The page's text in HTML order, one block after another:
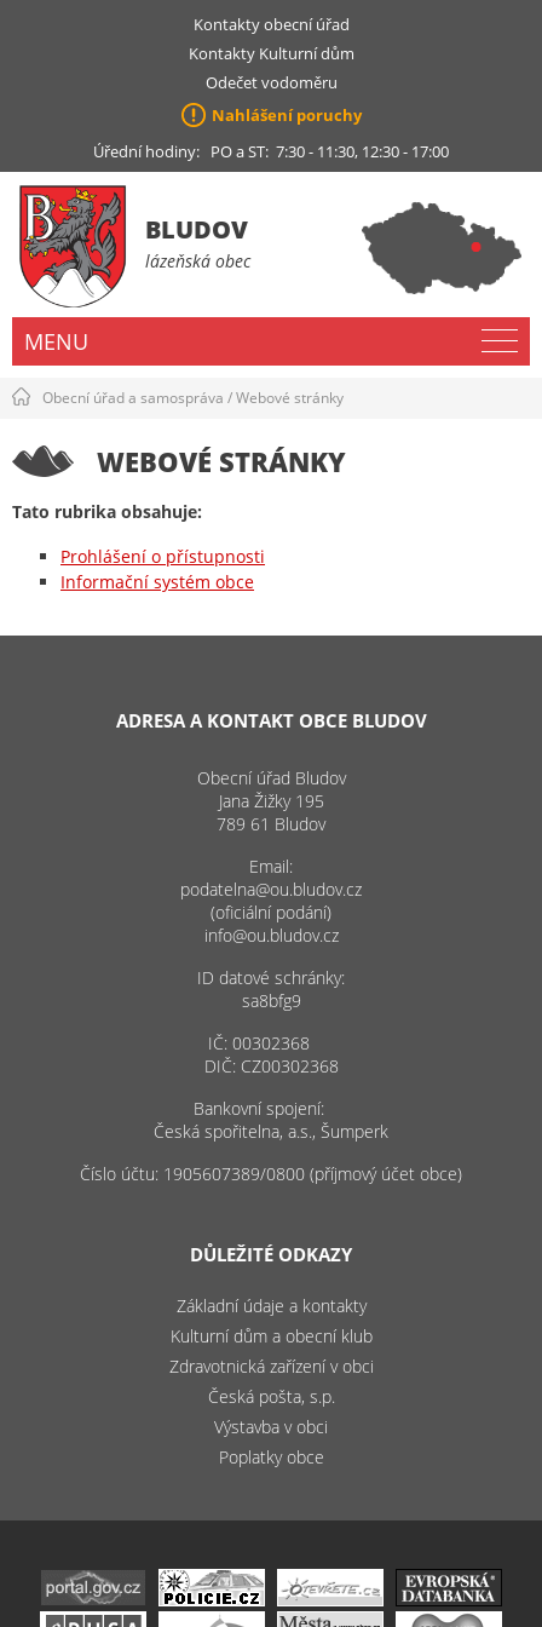
Kontakty obecní úřad
Kontakty Kulturní dům
Odečet vodoměru
Nahlášení poruchy
Úřední hodiny: PO a ST: 7:30 - 11:30, 12:30 - 17:00
BLUDOV
lázeňská obec
MENU
Obecní úřad a samospráva /Webové stránky
WEBOVÉ STRÁNKY
Tato rubrika obsahuje:
Prohlášení o přístupnosti
Informační systém obce
ADRESA A KONTAKT OBCE BLUDOV
Obecní úřad Bludov
Jana Žižky 195
789 61 Bludov
Email:
podatelna@ou.bludov.cz
(oficiální podání)
info@ou.bludov.cz
ID datové schránky:
sa8bfg9
IČ: 00302368
DIČ: CZ00302368
Bankovní spojení:
Česká spořitelna, a.s., Šumperk
Číslo účtu: 1905607389/0800 (příjmový účet obce)
DŮLEŽITÉ ODKAZY
Základní údaje a kontakty
Kulturní dům a obecní klub
Zdravotnická zařízení v obci
Česká pošta, s.p.
Výstavba v obci
Poplatky obce